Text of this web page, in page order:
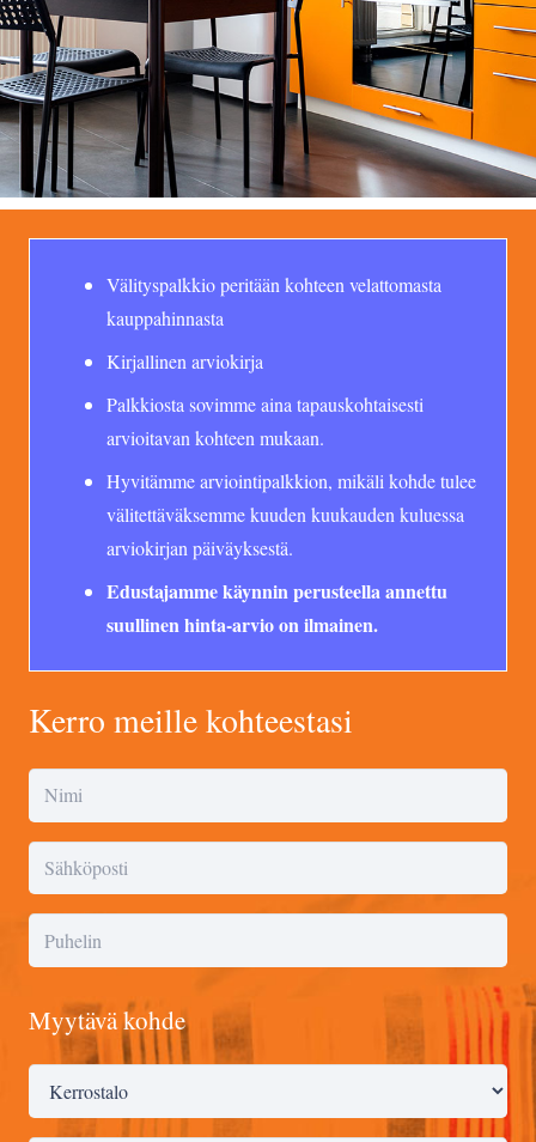
Välityspalkkio peritään kohteen velattomasta
kauppahinnasta
Kirjallinen arviokirja
Palkkiosta sovimme aina tapauskohtaisesti
arvioitavan kohteen mukaan.
Hyvitämme arviointipalkkion, mikäli kohde tulee
välitettäväksemme kuuden kuukauden kuluessa
arviokirjan päiväyksestä.
Edustajamme käynnin perusteella annettu
suullinen hinta-arvio on ilmainen.
Kerro meille kohteestasi
Myytävä kohde